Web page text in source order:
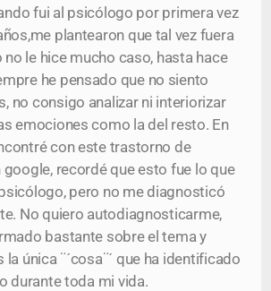
fui al psicólogo por primera vez
plantearon que tal vez fuera
le hice mucho caso, hasta hace
he pensado que no siento
no consigo analizar ni interiorizar
emociones como la del resto. En
con este trastorno de
recordé que esto fue lo que
pero no me diagnosticó
No quiero autodiagnosticarme,
bastante sobre el tema y
única ¨´cosa¨´ que ha identificado
durante toda mi vida.